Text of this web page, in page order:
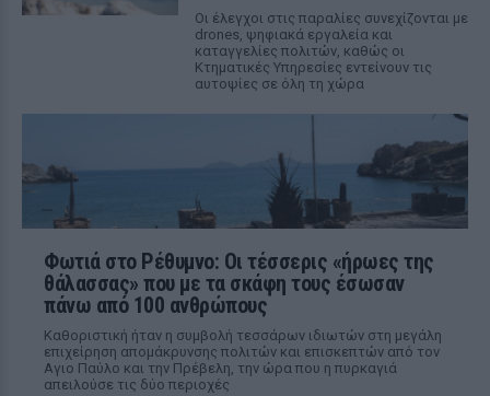
Οι έλεγχοι στις παραλίες συνεχίζονται με
drones, ψηφιακά εργαλεία και
καταγγελίες πολιτών, καθώς οι
Κτηματικές Υπηρεσίες εντείνουν τις
αυτοψίες σε όλη τη χώρα
Φωτιά στο Ρέθυμνο: Οι τέσσερις «ήρωες της
θάλασσας» που με τα σκάφη τους έσωσαν
πάνω από 100 ανθρώπους
Καθοριστική ήταν η συμβολή τεσσάρων ιδιωτών στη μεγάλη
επιχείρηση απομάκρυνσης πολιτών και επισκεπτών από τον
Αγιο Παύλο και την Πρέβελη, την ώρα που η πυρκαγιά
απειλούσε τις δύο περιοχές